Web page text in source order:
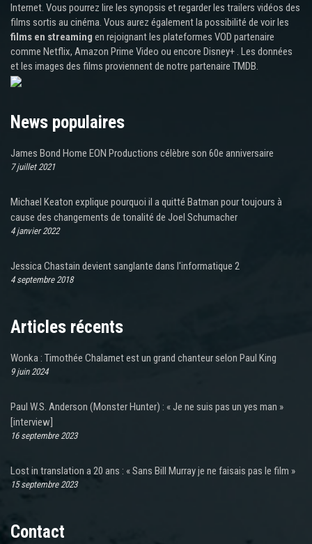
Internet. Vous pourrez lire les synopsis et regarder les trailers vidéos des
films sortis au cinéma. Vous aurez également la possibilité de voir les
films en streaming en rejoignant les plateformes VOD partenaire
comme Netflix, Amazon Prime Video ou encore Disney+ . Les données
et les images des films proviennent de notre partenaire TMDB.
News populaires
James Bond Home EON Productions célèbre son 60e anniversaire
7 juillet 2021
Michael Keaton explique pourquoi il a quitté Batman pour toujours à
cause des changements de tonalité de Joel Schumacher
4 janvier 2022
Jessica Chastain devient sanglante dans l'informatique 2
4 septembre 2018
Articles récents
Wonka : Timothée Chalamet est un grand chanteur selon Paul King
9 juin 2024
Paul W.S. Anderson (Monster Hunter) : « Je ne suis pas un yes man »
[interview]
16 septembre 2023
Lost in translation a 20 ans : « Sans Bill Murray je ne faisais pas le film »
15 septembre 2023
Contact